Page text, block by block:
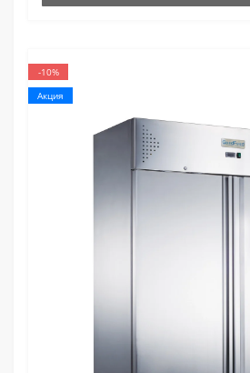
-10%
Акция